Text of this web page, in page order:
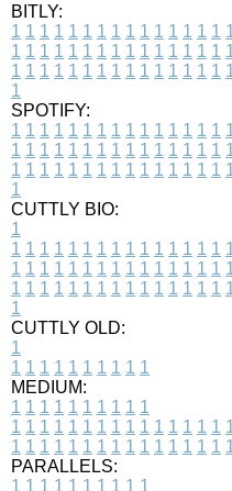
BITLY:
1 1 1 1 1 1 1 1 1 1 1 1 1 1 1
1 1 1 1 1 1 1 1 1 1 1 1 1 1 1
1 1 1 1 1 1 1 1 1 1 1 1 1 1 1
1
SPOTIFY:
1 1 1 1 1 1 1 1 1 1 1 1 1 1 1
1 1 1 1 1 1 1 1 1 1 1 1 1 1 1
1 1 1 1 1 1 1 1 1 1 1 1 1 1 1
1
CUTTLY BIO:
1
1 1 1 1 1 1 1 1 1 1 1 1 1 1 1
1 1 1 1 1 1 1 1 1 1 1 1 1 1 1
1 1 1 1 1 1 1 1 1 1 1 1 1 1 1
1
CUTTLY OLD:
1
1 1 1 1 1 1 1 1 1 1
MEDIUM:
1 1 1 1 1 1 1 1 1 1
1 1 1 1 1 1 1 1 1 1 1 1 1 1 1
1 1 1 1 1 1 1 1 1 1 1 1 1 1 1
PARALLELS:
1 1 1 1 1 1 1 1 1 1